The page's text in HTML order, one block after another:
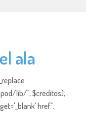
ala
lib/", $creditos);
href",